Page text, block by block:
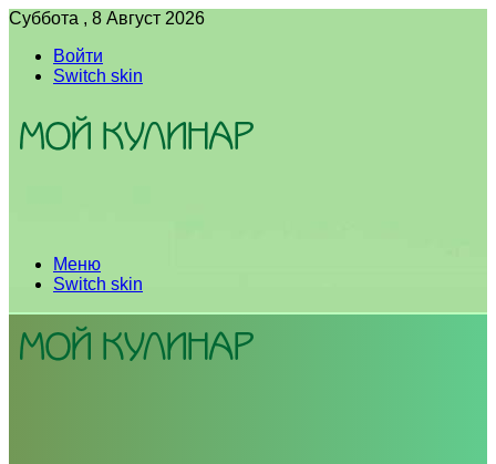
Суббота , 8 Август 2026
Войти
Switch skin
Меню
Switch skin